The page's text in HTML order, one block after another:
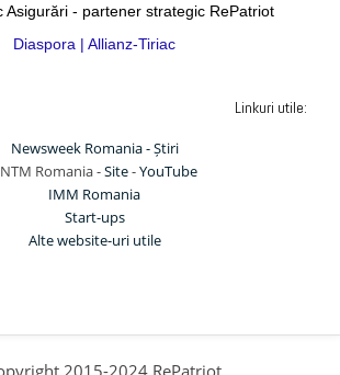
Asigurări - partener strategic RePatriot
Diaspora | Allianz-Tiriac
Linkuri utile:
Newsweek Romania - Știri
Romania -Site-YouTube
IMM Romania
Start-ups
Alte website-uri utile
2015-2024 RePatriot